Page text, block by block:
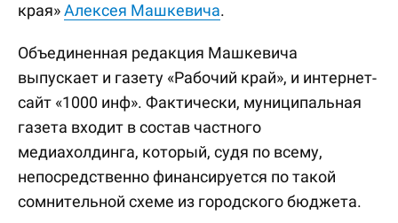
края»Алексея Машкевича.
Объединенная редакция Машкевича
выпускает и газету «Рабочий край», и интернет-
сайт «1000 инф». Фактически, муниципальная
газета входит в состав частного
медиахолдинга, который, судя по всему,
непосредственно финансируется по такой
сомнительной схеме из городского бюджета.